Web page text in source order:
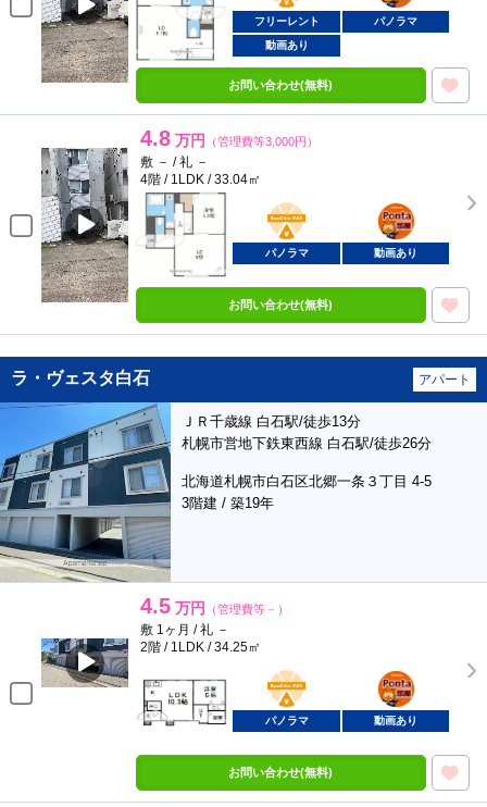
フリーレント
パノラマ
動画あり
お問い合わせ(無料)
4.8 万円 （管理費等3,000円）
敷 － / 礼 －
4階 / 1LDK / 33.04㎡
BunChinPAY
ポンタ
部屋
パノラマ 動画あり
お問い合わせ(無料)
ラ・ヴェスタ白石 アパート
ＪＲ千歳線 白石駅/徒歩13分
札幌市営地下鉄東西線 白石駅/徒歩26分
北海道札幌市白石区北郷一条３丁目 4-5
3階建 / 築19年
4.5 万円 （管理費等－）
敷 1ヶ月 / 礼 －
2階 / 1LDK / 34.25㎡
BunChinPAY
ポンタ
部屋
パノラマ 動画あり
お問い合わせ(無料)